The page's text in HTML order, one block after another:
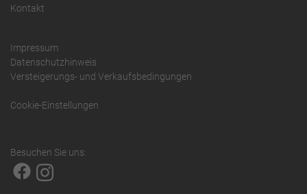
Kontakt
Impressum
Datenschutzhinweis
Versteigerungs- und Verkaufsbedingungen
Cookie-Einstellungen
Besuchen Sie uns: